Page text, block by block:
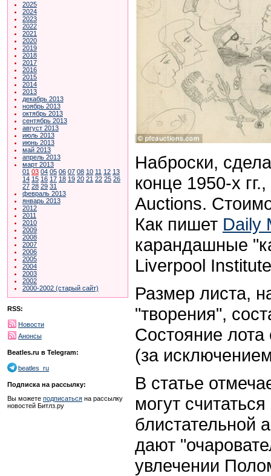
2025
2024
2023
2022
2021
2020
2019
2018
2017
2016
2015
2014
2013
декабрь 2013
ноябрь 2013
октябрь 2013
сентябрь 2013
август 2013
июль 2013
июнь 2013
май 2013
апрель 2013
март 2013
01 03 04 05 06 07 08 10 11 12 13
14 15 16 17 18 19 20 21 22 25 26
27 28 29 31
февраль 2013
январь 2013
2012
2011
2010
2009
2008
2007
2006
2005
2004
2003
2002
2000-2002 (старый сайт)
RSS:
Новости
Анонсы
Beatles.ru в Telegram:
beatles_ru
Подписка на рассылку:
Вы можете подписаться на рассылку
новостей Битлз.ру
Наброски,
конце 1950-х
Auctions.
Как пишет Daily
карандашные
Liverpool
Размер листа,
"творения",
Состояние
(за
В статье
могут
блистательной
дают
увлечении